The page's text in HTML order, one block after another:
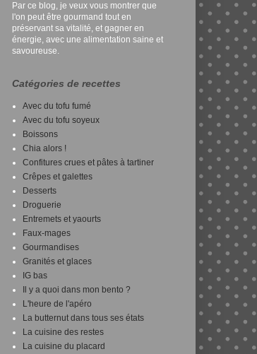
Par ce blog, je veux vous montrer que
l'on peut être gourmand tout en
préservant sa vitalité, et gagner en
énergie, avec une alimentation saine et
savoureuse.
Catégories de recettes
Avec du tofu fumé
Avec du tofu soyeux
Boissons
Chia alors !
Confitures crues et pâtes à tartiner
Crêpes et galettes
Desserts
Droguerie
Entremets et yaourts
Faux-mages
Gourmandises
Granités et glaces
IG bas
Il y a quoi dans mon bento ?
L'heure de l'apéro
La butternut dans tous ses états
La cuisine des restes
La cuisine du placard